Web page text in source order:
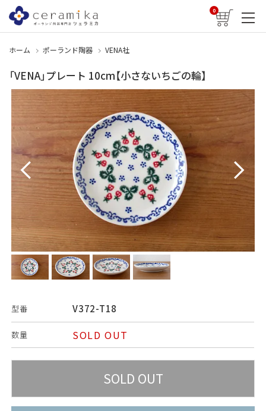
0
ホーム ポーランド陶器 VENA社
「VENA」プレート 10cm【小さないちごの輪】
型番 V372-T18
数量 SOLD OUT